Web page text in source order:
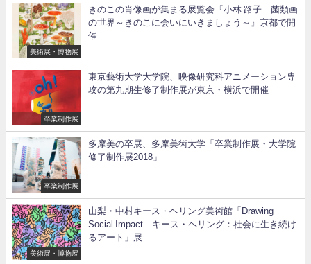
美術展・博物展
きのこの肖像画が集まる展覧会『小林 路子 菌類画
の世界～きのこに会いにいきましょう～』京都で開
催
卒業制作展
東京藝術大学大学院、映像研究科アニメーション専
攻の第九期生修了制作展が東京・横浜で開催
卒業制作展
多摩美の卒展、多摩美術大学「卒業制作展・大学院
修了制作展2018」
美術展・博物展
山梨・中村キース・ヘリング美術館「Drawing
Social Impact キース・ヘリング：社会に生き続け
るアート」展